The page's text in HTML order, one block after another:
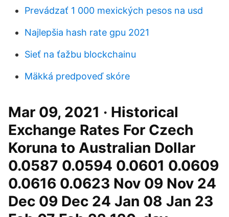
Prevádzať 1 000 mexických pesos na usd
Najlepšia hash rate gpu 2021
Sieť na ťažbu blockchainu
Mäkká predpoveď skóre
Mar 09, 2021 · Historical
Exchange Rates For Czech
Koruna to Australian Dollar
0.0587 0.0594 0.0601 0.0609
0.0616 0.0623 Nov 09 Nov 24
Dec 09 Dec 24 Jan 08 Jan 23